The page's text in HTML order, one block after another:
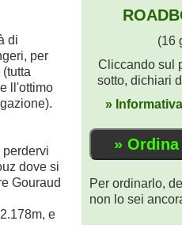
di
per
ll'ottimo
dove si
Gouraud
e
(16
Cliccando sul
sotto, dichiari
»
Per ordinarlo,
non lo sei